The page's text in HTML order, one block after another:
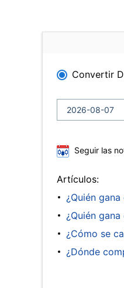
Convertir
Seguir las
Artículos:
¿Quién
¿Quién
¿Cómo se
¿Dónde